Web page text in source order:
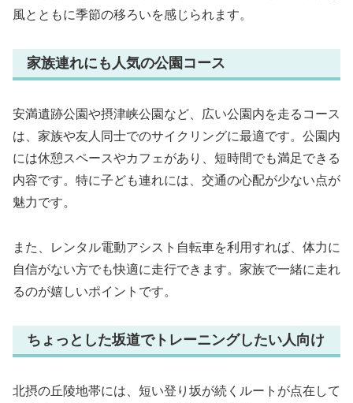
風とともに季節の移ろいを感じられます。
家族連れにも人気の公園コース
安満遺跡公園や摂津峡公園など、広い公園内を走るコース
は、家族や友人同士でのサイクリングに最適です。公園内
には休憩スペースやカフェがあり、短時間でも満足できる
内容です。特に子ども連れには、交通の心配が少ない点が
魅力です。
また、レンタル電動アシスト自転車を利用すれば、体力に
自信がない方でも快適に走行できます。家族で一緒に走れ
るのが嬉しいポイントです。
ちょっとした坂道でトレーニングしたい人向け
北摂の丘陵地帯には、短い登り坂が続くルートが点在して